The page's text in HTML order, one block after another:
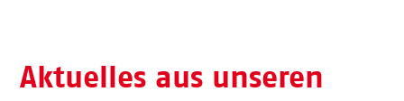
Aktuelles aus unseren